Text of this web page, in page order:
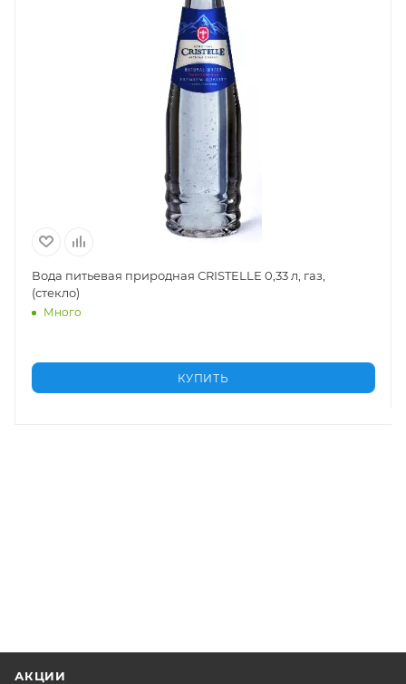
СRISTELLE 0,33 л, газ, Вода Легенда
АКЦИИ